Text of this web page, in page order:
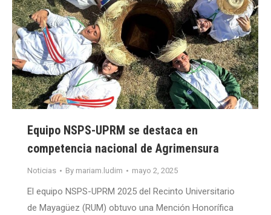
Equipo NSPS-UPRM se destaca en
competencia nacional de Agrimensura
Noticias By mariam.ludim mayo 2, 2025
El equipo NSPS-UPRM 2025 del Recinto Universitario
de Mayagüez (RUM) obtuvo una Mención Honorífica